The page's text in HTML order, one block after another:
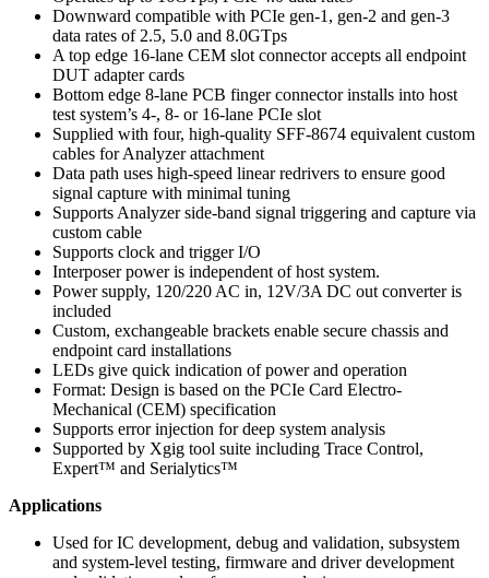
Downward compatible with PCIe gen-1, gen-2 and gen-3
data rates of 2.5, 5.0 and 8.0GTps
A top edge 16-lane CEM slot connector accepts all endpoint
DUT adapter cards
Bottom edge 8-lane PCB finger connector installs into host
test system’s 4-, 8- or 16-lane PCIe slot
Supplied with four, high-quality SFF-8674 equivalent custom
cables for Analyzer attachment
Data path uses high-speed linear redrivers to ensure good
signal capture with minimal tuning
Supports Analyzer side-band signal triggering and capture via
custom cable
Supports clock and trigger I/O
Interposer power is independent of host system.
Power supply, 120/220 AC in, 12V/3A DC out converter is
included
Custom, exchangeable brackets enable secure chassis and
endpoint card installations
LEDs give quick indication of power and operation
Format: Design is based on the PCIe Card Electro-
Mechanical (CEM) specification
Supports error injection for deep system analysis
Supported by Xgig tool suite including Trace Control,
Expert™ and Serialytics™
Applications
Used for IC development, debug and validation, subsystem
and system-level testing, firmware and driver development